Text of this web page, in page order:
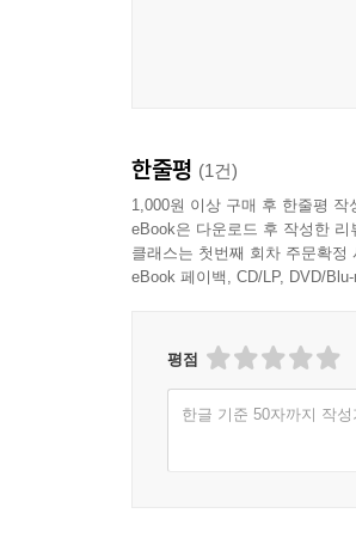
다음 날 아침, 오빠는 아침
오빠는 나무를 타고, 소녀
다리에 몸을 비볐지요. 아빠
다했단다. 오빠는 더 이상 머
마음이 무겁기 그지없었어요.
하지만 아빠는 왠지 편안해
“어서 가자, 우리 딸.
한줄평 (1건)
1,000원 이상 구매 후 한줄평 작
eBook은 다운로드 후 작성한
클래스는 첫번째 회차 주문확
eBook 페이백, CD/LP, DVD/
평점
한글 기준 50자까지 작성